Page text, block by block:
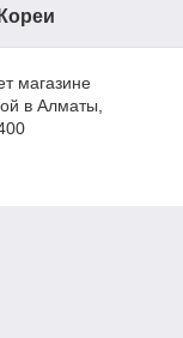
магазине
в Алматы,